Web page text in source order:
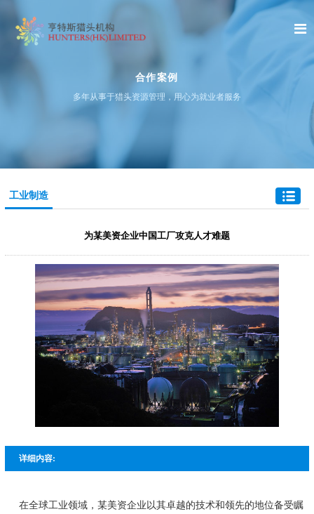
合作案例
多年从事于猎头资源管理，用心为就业者服务
工业制造
为某美资企业中国工厂攻克人才难题
详细内容:
在全球工业领域，某美资企业以其卓越的技术和领先的地位备受瞩